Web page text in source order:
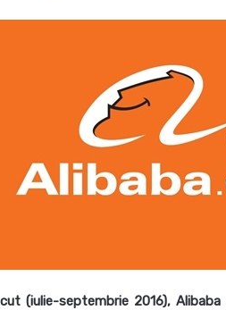
(iulie-septembrie 2016),